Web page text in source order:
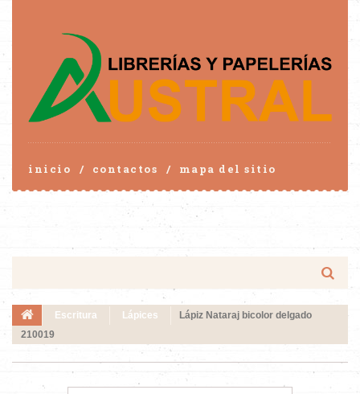
inicio contactos mapa del sitio
Escritura Lápices
Lápiz Nataraj bicolor delgado
210019